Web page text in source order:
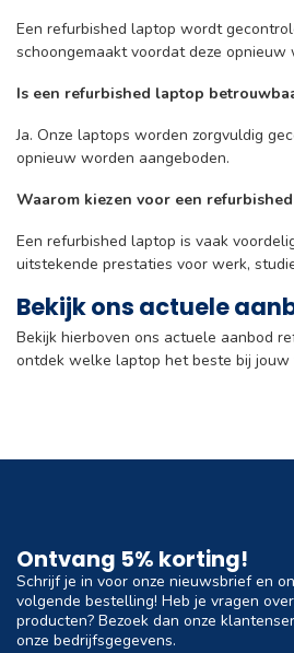
Een refurbished laptop wordt
schoongemaakt voordat deze opnieuw
Is een refurbished laptop
Ja. Onze laptops worden zorgvuldig
opnieuw worden aangeboden.
Waarom kiezen voor een
Een refurbished laptop is vaak
uitstekende prestaties voor werk,
Bekijk ons actuele
Bekijk hierboven ons actuele aanbod
ontdek welke laptop het beste bij jouw
Ontvang 5% korting!
Schrijf je in voor onze nieuwsbrief en
volgende bestelling! Heb je vragen
producten? Bezoek dan onze
onze bedrijfsgegevens.